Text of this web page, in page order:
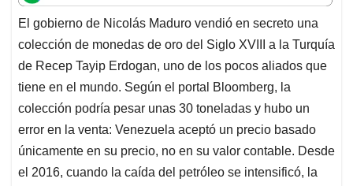
t
s
A
p
p
e
b
o
o
k
k
e
d
I
n
i
l
e
a
d
s
El gobierno de Nicolás Maduro vendió en secreto una
colección de monedas de oro del Siglo XVIII a la Turquía
de Recep Tayip Erdogan, uno de los pocos aliados que
tiene en el mundo. Según el portal Bloomberg, la
colección podría pesar unas 30 toneladas y hubo un
error en la venta: Venezuela aceptó un precio basado
únicamente en su precio, no en su valor contable. Desde
el 2016, cuando la caída del petróleo se intensificó, la